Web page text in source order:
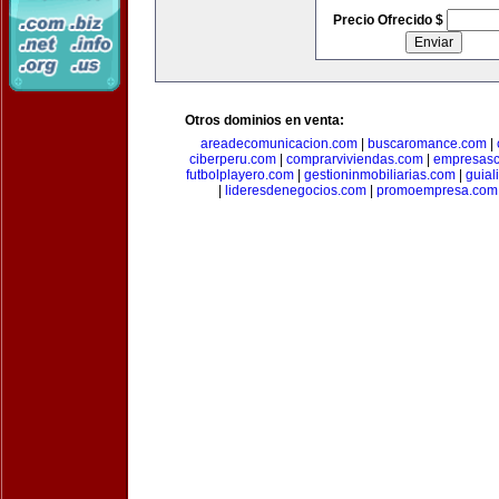
Precio Ofrecido $
Otros dominios en venta:
areadecomunicacion.com| buscaromance.com|
ciberperu.com
comprarviviendas.com
futbolplayero.com| gestioninmobiliarias.com|
lideresdenegocios.com promoempresa.com